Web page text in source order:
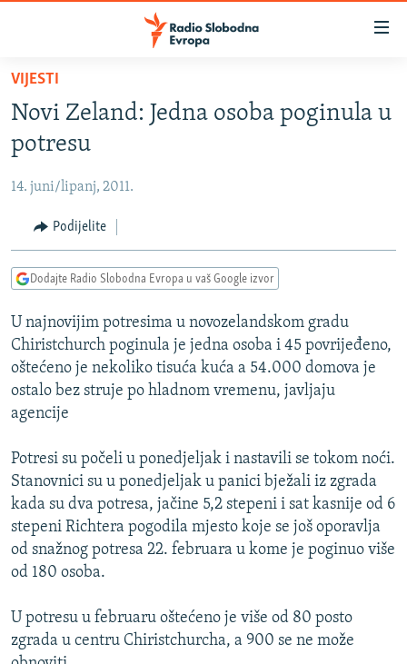
Pređite
glavni
sadržaj
Pređite
na
navigaciju
Pređite
na
BOSNA I HERCEGOVINA
SRBIJA
KOSOVO
CRNA GORA
VIDEO
FOTOGALERIJE
INFOGRAFIKE
PODCASTI
RAT U UKRAJINI
KINA NA BALKANU
RSE PRIČE IZ SVIJETA
ISPRIČAJ MI
DNEVNO@RSE
SPECIJALI RSE
VIŠE OD NASLOVA
GENOCID U SREBRENICI
TV LIBERTY
POST SCRIPTUM
PRATITE NAS
Sve RFE/RL stranice
VIJESTI
Novi Zeland: Jedna osoba poginula u
potresu
14. juni/lipanj, 2011.
Podijelite
Dodajte Radio Slobodna Evropa u vaš Google izvor
U najnovijim potresima u novozelandskom gradu
Chiristchurch poginula je jedna osoba i 45 povrijeđeno,
oštećeno je nekoliko tisuća kuća a 54.000 domova je
ostalo bez struje po hladnom vremenu, javljaju
agencije
Potresi su počeli u ponedjeljak i nastavili se tokom noći.
Stanovnici su u ponedjeljak u panici bježali iz zgrada
kada su dva potresa, jačine 5,2 stepeni i sat kasnije od 6
stepeni Richtera pogodila mjesto koje se još oporavlja
od snažnog potresa 22. februara u kome je poginuo više
od 180 osoba.
U potresu u februaru oštećeno je više od 80 posto
zgrada u centru Chiristchurcha, a 900 se ne može